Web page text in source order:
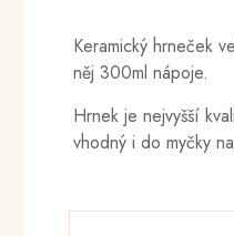
Keramický hrneček
něj 300ml nápoje.
Hrnek je nejvyšší
vhodný i do myčky